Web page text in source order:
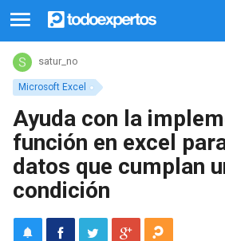
Microsoft Excel
satur_no
Ayuda con la
función en excel
datos que cumplan
condición